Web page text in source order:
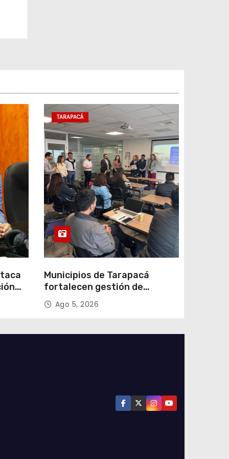
TARAPACÁ
Municipios de Tarapacá
fortalecen gestión de
subsidios de agua potable en
jornada regional organizada
ANDESS
Ago 5, 2026